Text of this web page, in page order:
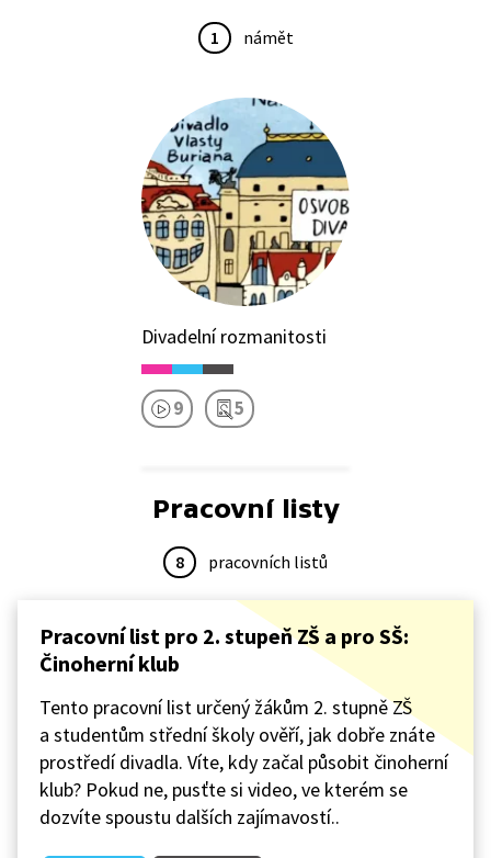
1 námět
Divadelní rozmanitosti
9 5
Pracovní listy
8 pracovních listů
Pracovní list pro 2. stupeň ZŠ a pro SŠ:
Činoherní klub
Tento pracovní list určený žákům 2. stupně ZŠ
a studentům střední školy ověří, jak dobře znáte
prostředí divadla. Víte, kdy začal působit činoherní
klub? Pokud ne, pusťte si video, ve kterém se
dozvíte spoustu dalších zajímavostí..